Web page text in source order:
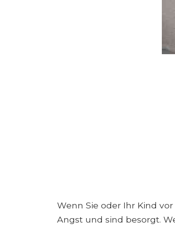
Wenn Sie oder Ihr Kind
Angst und sind besorgt.